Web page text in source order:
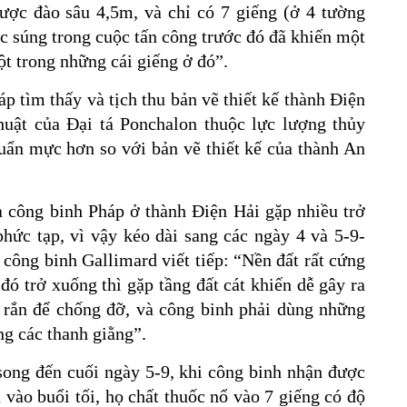
đào sâu 4,5m, và chỉ có 7 giếng (ở 4 tường
súng trong cuộc tấn công trước đó đã khiến một
trong những cái giếng ở đó”.
tìm thấy và tịch thu bản vẽ thiết kế thành Điện
của Đại tá Ponchalon thuộc lực lượng thủy
mực hơn so với bản vẽ thiết kế của thành An
công binh Pháp ở thành Điện Hải gặp nhiều trở
tạp, vì vậy kéo dài sang các ngày 4 và 5-9-
binh Gallimard viết tiếp: “Nền đất rất cứng
trở xuống thì gặp tầng đất cát khiến dễ gây ra
để chống đỡ, và công binh phải dùng những
các thanh giằng”.
đến cuối ngày 5-9, khi công binh nhận được
vào buổi tối, họ chất thuốc nổ vào 7 giếng có độ